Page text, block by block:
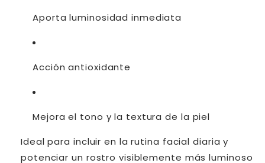
Aporta luminosidad inmediata
Acción antioxidante
Mejora el tono y la textura de la piel
Ideal para incluir en la rutina facial diaria y
potenciar un rostro visiblemente más luminoso